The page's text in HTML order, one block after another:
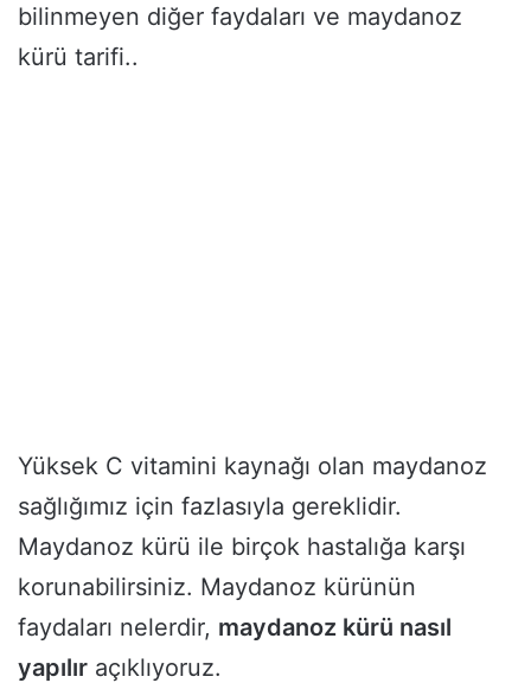
bilinmeyen diğer faydaları ve maydanoz
kürü tarifi..
Yüksek C vitamini kaynağı olan maydanoz
sağlığımız için fazlasıyla gereklidir.
Maydanoz kürü ile birçok hastalığa karşı
korunabilirsiniz. Maydanoz kürünün
faydaları nelerdir, maydanoz kürü nasıl
yapılır açıklıyoruz.